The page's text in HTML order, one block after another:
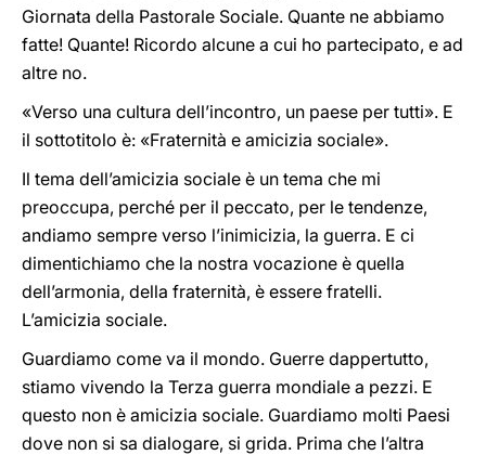
Giornata della Pastorale Sociale. Quante ne abbiamo
fatte! Quante! Ricordo alcune a cui ho partecipato, e ad
altre no.
«Verso una cultura dell’incontro, un paese per tutti». E
il sottotitolo è: «Fraternità e amicizia sociale».
Il tema dell’amicizia sociale è un tema che mi
preoccupa, perché per il peccato, per le tendenze,
andiamo sempre verso l’inimicizia, la guerra. E ci
dimentichiamo che la nostra vocazione è quella
dell’armonia, della fraternità, è essere fratelli.
L’amicizia sociale.
Guardiamo come va il mondo. Guerre dappertutto,
stiamo vivendo la Terza guerra mondiale a pezzi. E
questo non è amicizia sociale. Guardiamo molti Paesi
dove non si sa dialogare, si grida. Prima che l’altra